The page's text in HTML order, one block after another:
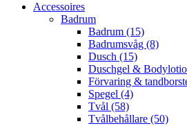
Accessoires
Badrum
Badrum (15)
Badrumsvåg (8)
Dusch (15)
Duschgel &
Förvaring &
Spegel (4)
Tvål (58)
Tvålbehållare (50)